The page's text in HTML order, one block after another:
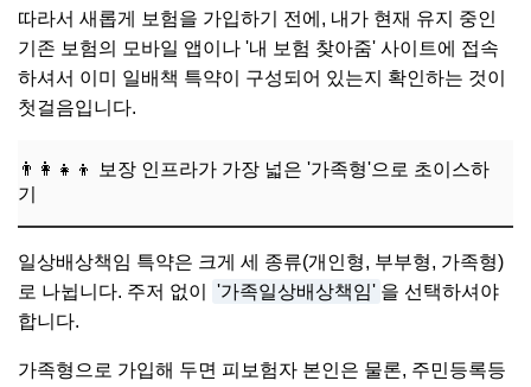
따라서 새롭게 보험을 가입하기 전에, 내가 현재 유지 중인
기존 보험의 모바일 앱이나 '내 보험 찾아줌' 사이트에 접속
하셔서 이미 일배책 특약이 구성되어 있는지 확인하는 것이
첫걸음입니다.
👨‍👩‍👧‍👦 보장 인프라가 가장 넓은 '가족형'으로 초이스하
기
일상배상책임 특약은 크게 세 종류(개인형, 부부형, 가족형)
로 나뉩니다. 주저 없이
'가족일상배상책임' 을 선택하셔야
합니다.
가족형으로 가입해 두면 피보험자 본인은 물론, 주민등록등